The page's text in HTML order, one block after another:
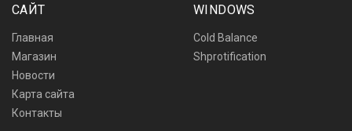
САЙТ WINDOWS
Главная
Cold Balance
Магазин
Shprotification
Новости
Карта сайта
Контакты